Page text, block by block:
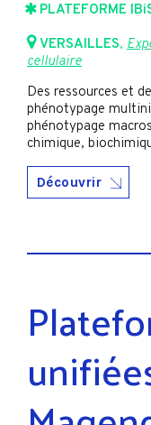
PLATEFORME
VERSAILLES,
cellulaire
Des ressources et
phénotypage
phénotypage
chimique,
Découvrir